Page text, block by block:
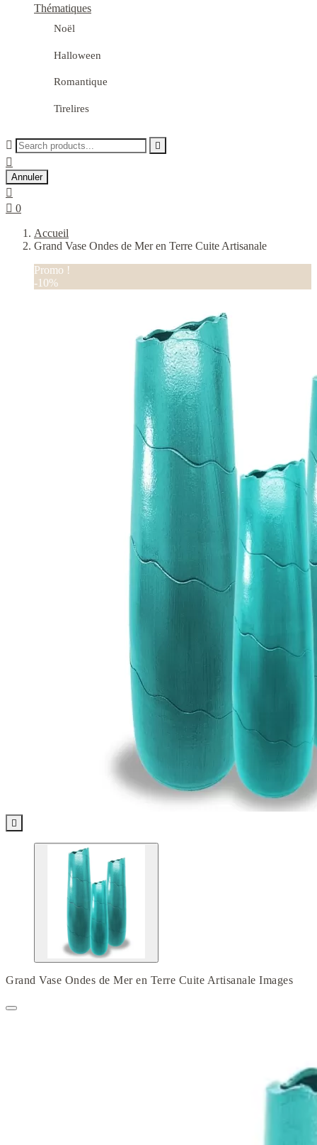
Thématiques
Noël
Halloween
Romantique
Tirelires
 

Annuler

 0
Accueil
Grand Vase Ondes de Mer en Terre Cuite Artisanale
Promo !
-10%

Grand Vase Ondes de Mer en Terre Cuite Artisanale Images